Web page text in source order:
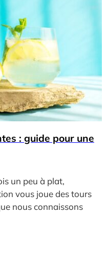
: guide pour une
un peu à plat,
vous joue des tours
nous connaissons